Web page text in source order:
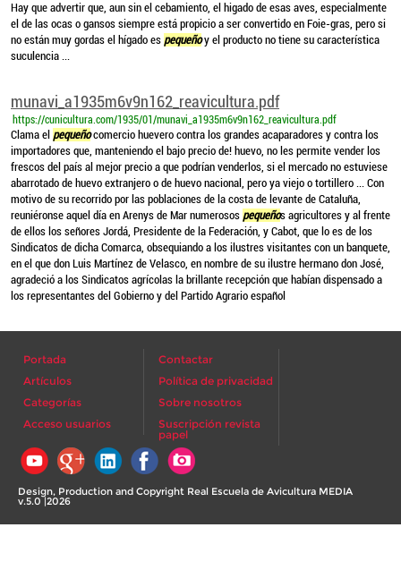
Hay que advertir que, aun sin el cebamiento, el higado de esas aves, especialmente
el de las ocas o gansos siempre está propicio a ser convertido en Foie-gras, pero si
no están muy gordas el hígado es pequeñoy el producto no tiene su característica
suculencia ...
munavi_a1935m6v9n162_reavicultura.pdf
https://cunicultura.com/1935/01/munavi_a1935m6v9n162_reavicultura.pdf
Clama el pequeñocomercio huevero contra los grandes acaparadores y contra los
importadores que, manteniendo el bajo precio de! huevo, no les permite vender los
frescos del país al mejor precio a que podrían venderlos, si el mercado no estuviese
abarrotado de huevo extranjero o de huevo nacional, pero ya viejo o tortillero ... Con
motivo de su recorrido por las poblaciones de la costa de levante de Cataluña,
reuniéronse aquel día en Arenys de Mar numerosos pequeños agricultores y al frente
de ellos los señores Jordá, Presidente de la Federación, y Cabot, que lo es de los
Sindicatos de dicha Comarca, obsequiando a los ilustres visitantes con un banquete,
en el que don Luis Martínez de Velasco, en nombre de su ilustre hermano don José,
agradeció a los Sindicatos agrícolas la brillante recepción que habían dispensado a
los representantes del Gobierno y del Partido Agrario español
Portada
Artículos
Categorías
Acceso usuarios
Contactar
Política de privacidad
Sobre nosotros
Suscripción revista
papel
Design, Production and Copyright Real Escuela de Avicultura MEDIA
v.5.0 |2026